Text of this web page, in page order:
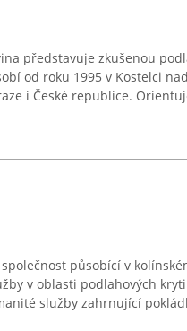
představuje zkušenou
od roku 1995 v Kostelci
i České republice.
působící v
v oblasti podlahových
služby zahrnující